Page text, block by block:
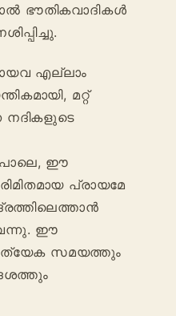
ഭൗതികവാദികൾ
എല്ലാം
മറ്റ്
നദികളുടെ
ഈ
പ്രായമേ
വന്നു. ഈ
സമയത്തും